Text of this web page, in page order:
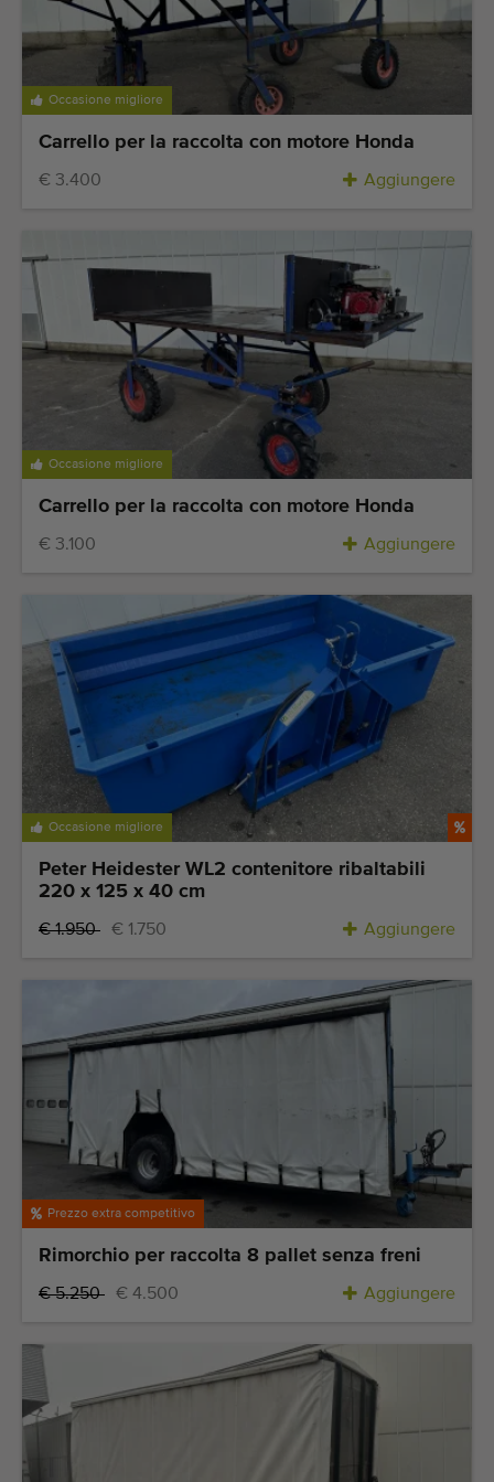
Occasione migliore
Carrello per la raccolta con motore Honda
€ 3.400 Aggiungere
Occasione migliore
Carrello per la raccolta con motore Honda
€ 3.100 Aggiungere
Occasione migliore
Peter Heidester WL2 contenitore ribaltabili
220 x 125 x 40 cm
€ 1.950 € 1.750 Aggiungere
Prezzo extra competitivo
Rimorchio per raccolta 8 pallet senza freni
€ 5.250 € 4.500 Aggiungere